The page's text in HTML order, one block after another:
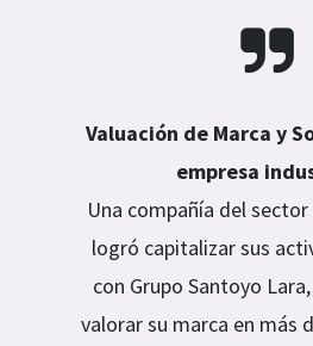
Valuación de Marca y
empresa
Una compañía del
logró capitalizar sus
con Grupo Santoyo
valorar su marca en más